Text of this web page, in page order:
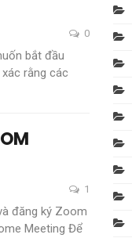
0
bắt đầu
rằng các
1
đăng ký Zoom
Meeting Để